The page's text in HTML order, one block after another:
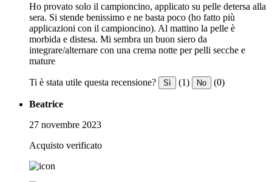
Ho provato solo il campioncino, applicato su pelle detersa alla
sera. Si stende benissimo e ne basta poco (ho fatto più
applicazioni con il campioncino). Al mattino la pelle è
morbida e distesa. Mi sembra un buon siero da
integrare/alternare con una crema notte per pelli secche e
mature
Ti è stata utile questa recensione? Sì (1) No (0)
Beatrice
27 novembre 2023
Acquisto verificato